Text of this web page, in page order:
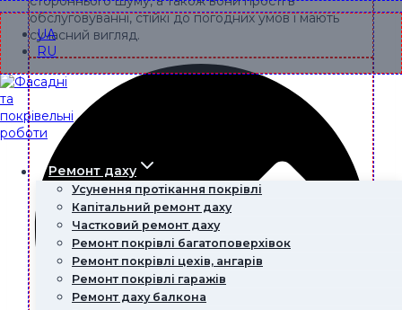
UA
RU
Ремонт даху
Усунення протікання покрівлі
Капітальний ремонт даху
Частковий ремонт даху
Ремонт покрівлі багатоповерхівок
Ремонт покрівлі цехів, ангарів
Ремонт покрівлі гаражів
Ремонт даху балкона
обслуговуванні, стійкі до погодних умов і мають
сучасний вигляд.